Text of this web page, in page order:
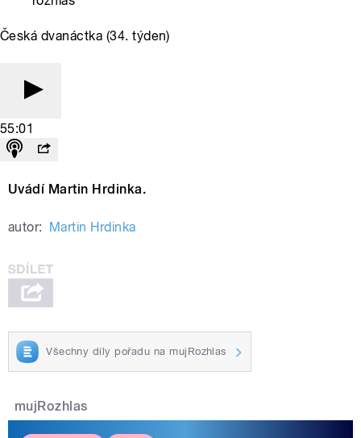
Česká dvanáctka (34. týden)
55:01
Uvádí Martin Hrdinka.
autor: Martin Hrdinka
Všechny díly pořadu na mujRozhlas
mujRozhlas